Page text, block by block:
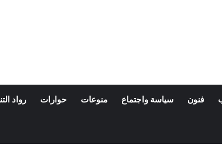
فنون سياسة واجتماع منوعات حوارات رواد